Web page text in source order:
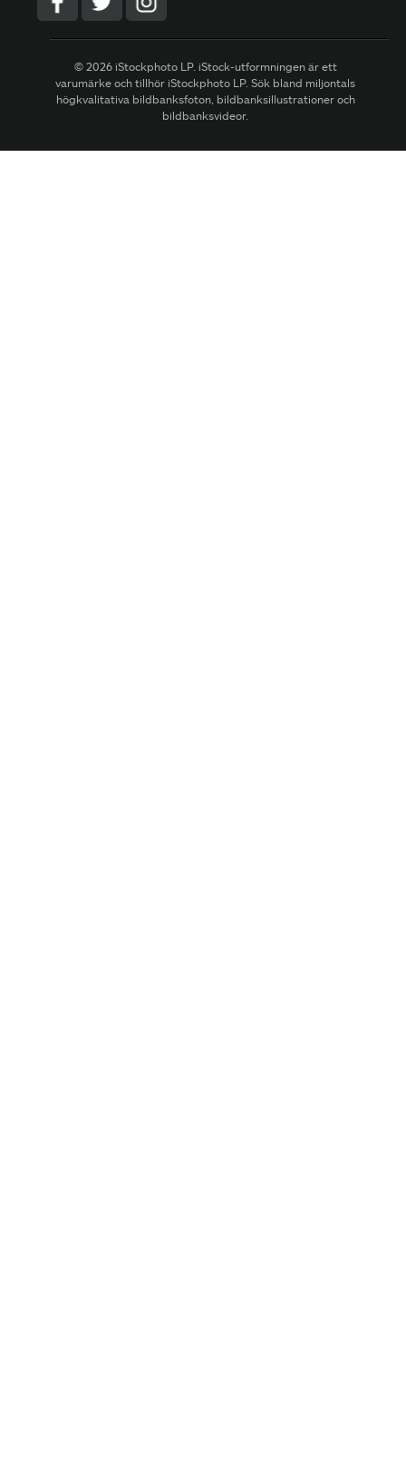
© 2026 iStockphoto LP. iStock-utformningen är ett
varumärke och tillhör iStockphoto LP. Sök bland miljontals
högkvalitativa bildbanksfoton, bildbanksillustrationer och
bildbanksvideor.